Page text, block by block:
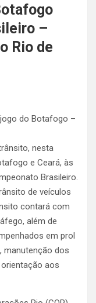
–
Rio de
do Botafogo –
nesta
e Ceará, às
Brasileiro.
de veículos
contará com
além de
em prol
manutenção dos
aos